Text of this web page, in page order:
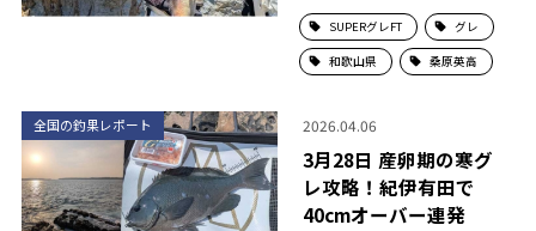
SUPERグレFT グレ
和歌山県 桑原英高
全国の釣果レポート 2026.04.06
3月28日 産卵期の寒グ
レ攻略！紀伊有田で
40cmオーバー連発